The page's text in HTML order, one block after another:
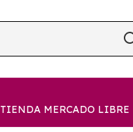
TIENDA MERCADO LIBRE